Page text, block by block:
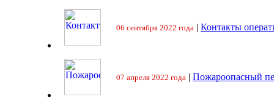
06 сентября 2022 года | Контакты
07 апреля 2022 года | Пожароопасный